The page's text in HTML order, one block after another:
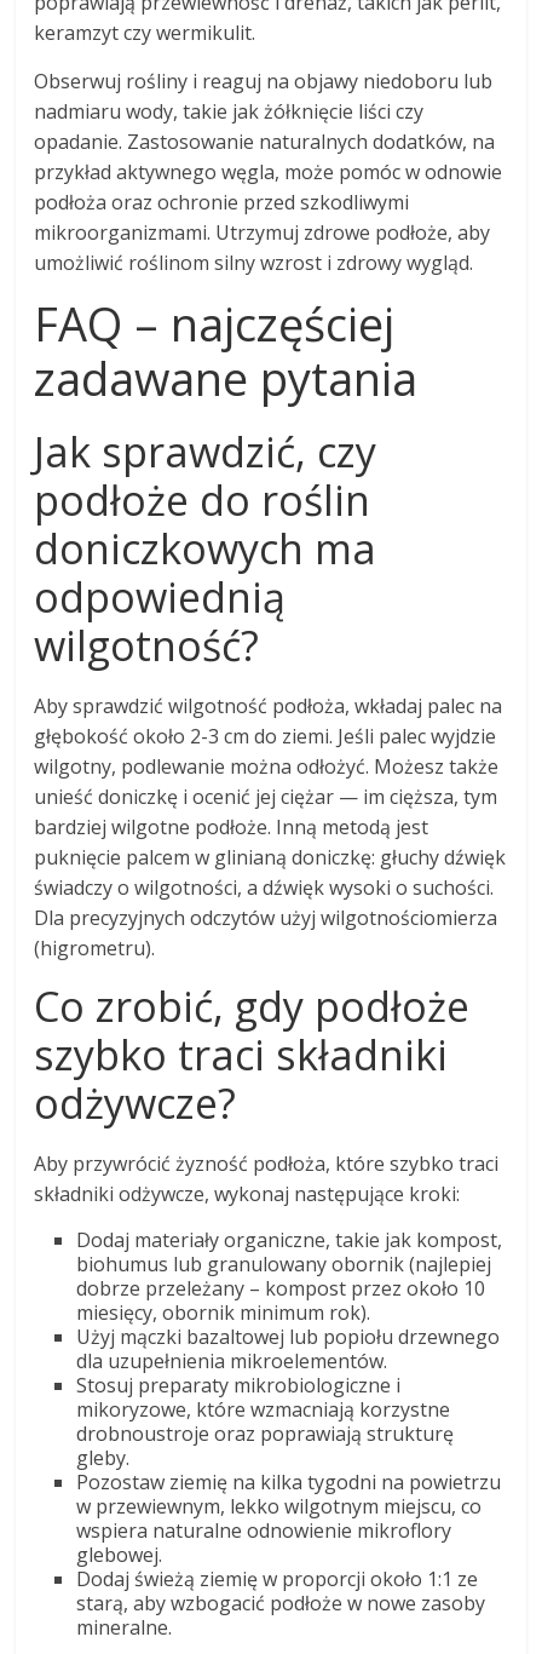
keramzyt czy wermikulit.
Obserwuj rośliny i reaguj na objawy niedoboru lub
nadmiaru wody, takie jak żółknięcie liści czy
opadanie. Zastosowanie naturalnych dodatków, na
przykład aktywnego węgla, może pomóc w odnowie
podłoża oraz ochronie przed szkodliwymi
mikroorganizmami. Utrzymuj zdrowe podłoże, aby
umożliwić roślinom silny wzrost i zdrowy wygląd.
FAQ – najczęściej
zadawane pytania
Jak sprawdzić, czy
podłoże do roślin
doniczkowych ma
odpowiednią
wilgotność?
Aby sprawdzić wilgotność podłoża, wkładaj palec na
głębokość około 2-3 cm do ziemi. Jeśli palec wyjdzie
wilgotny, podlewanie można odłożyć. Możesz także
unieść doniczkę i ocenić jej ciężar — im cięższa, tym
bardziej wilgotne podłoże. Inną metodą jest
puknięcie palcem w glinianą doniczkę: głuchy dźwięk
świadczy o wilgotności, a dźwięk wysoki o suchości.
Dla precyzyjnych odczytów użyj wilgotnościomierza
(higrometru).
Co zrobić, gdy podłoże
szybko traci składniki
odżywcze?
Aby przywrócić żyzność podłoża, które szybko traci
składniki odżywcze, wykonaj następujące kroki:
Dodaj materiały organiczne, takie jak kompost,
biohumus lub granulowany obornik (najlepiej
dobrze przeleżany – kompost przez około 10
miesięcy, obornik minimum rok).
Użyj mączki bazaltowej lub popiołu drzewnego
dla uzupełnienia mikroelementów.
Stosuj preparaty mikrobiologiczne i
mikoryzowe, które wzmacniają korzystne
drobnoustroje oraz poprawiają strukturę
gleby.
Pozostaw ziemię na kilka tygodni na powietrzu
w przewiewnym, lekko wilgotnym miejscu, co
wspiera naturalne odnowienie mikroflory
glebowej.
Dodaj świeżą ziemię w proporcji około 1:1 ze
starą, aby wzbogacić podłoże w nowe zasoby
mineralne.